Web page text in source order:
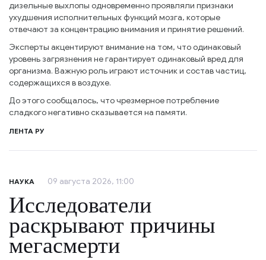
дизельные выхлопы одновременно проявляли признаки
ухудшения исполнительных функций мозга, которые
отвечают за концентрацию внимания и принятие решений.
Эксперты акцентируют внимание на том, что одинаковый
уровень загрязнения не гарантирует одинаковый вред для
организма. Важную роль играют источник и состав частиц,
содержащихся в воздухе.
До этого сообщалось, что чрезмерное потребление
сладкого негативно сказывается на памяти.
ЛЕНТА РУ
НАУКА 09 августа 2026, 11:00
Исследователи
раскрывают причины
мегасмерти